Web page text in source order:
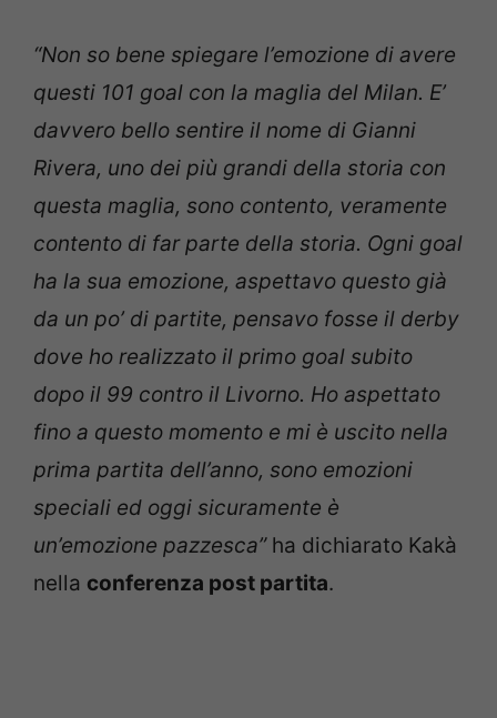
“Non so bene spiegare l’emozione di avere
questi 101 goal con la maglia del Milan. E’
davvero bello sentire il nome di Gianni
Rivera, uno dei più grandi della storia con
questa maglia, sono contento, veramente
contento di far parte della storia. Ogni goal
ha la sua emozione, aspettavo questo già
da un po’ di partite, pensavo fosse il derby
dove ho realizzato il primo goal subito
dopo il 99 contro il Livorno. Ho aspettato
fino a questo momento e mi è uscito nella
prima partita dell’anno, sono emozioni
speciali ed oggi sicuramente è
un’emozione pazzesca”ha dichiarato Kakà
nella conferenza post partita.